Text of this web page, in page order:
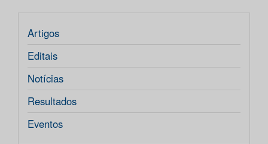
Artigos
Editais
Notícias
Resultados
Eventos